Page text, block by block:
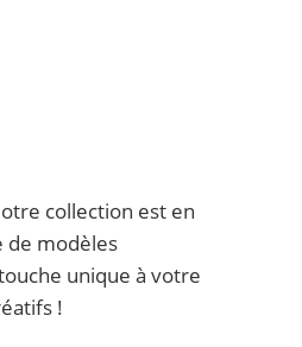
collection est en
de modèles
unique à votre
!